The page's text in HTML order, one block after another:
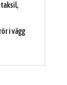
i vägg